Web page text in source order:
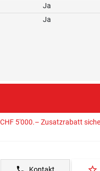
Ja
Ja
5'000.– Zusatzrabatt
Kontakt